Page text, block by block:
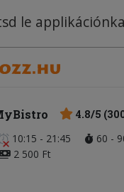
le
4.8/5
10:15 - 21:45
60 -
2 500 Ft